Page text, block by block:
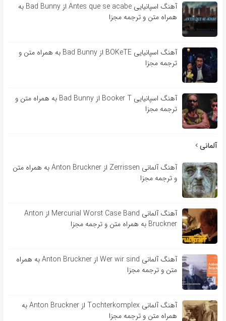
آهنگ اسپانیایی Antes que se acabe از Bad Bunny به
همراه متن و ترجمه مجزا
آهنگ اسپانیایی BOKeTE از Bad Bunny به همراه متن و
ترجمه مجزا
آهنگ اسپانیایی Booker T از Bad Bunny به همراه متن و
ترجمه مجزا
آلمانی
آهنگ آلمانی Zerrissen از Anton Bruckner به همراه متن
و ترجمه مجزا
آهنگ آلمانی Mercurial Worst Case Band از Anton
Bruckner به همراه متن و ترجمه مجزا
آهنگ آلمانی Wer wir sind از Anton Bruckner به همراه
متن و ترجمه مجزا
آهنگ آلمانی Tochterkomplex از Anton Bruckner به
همراه متن و ترجمه مجزا